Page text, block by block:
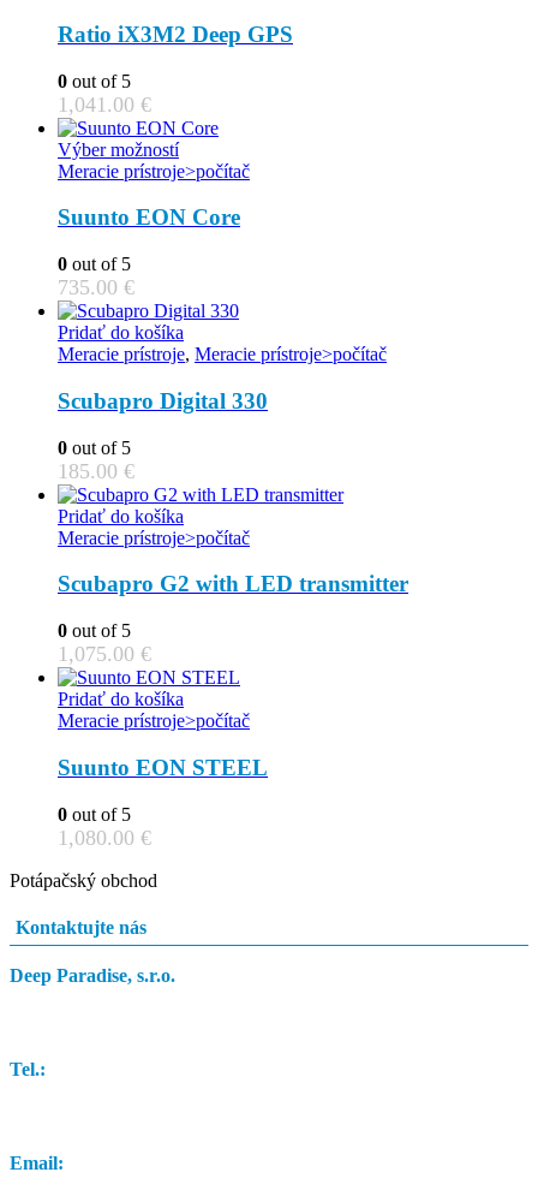
Ratio iX3M2 Deep GPS
0 out of 5
1,041.00 €
Výber možnostíThis
product
multiple
may
be
chosen
on
product
Meracie prístroje>počítač
Suunto EON Core
0 out of 5
735.00 €
Pridať do košíka
Meracie prístroje, Meracie prístroje>počítač
Scubapro Digital 330
0 out of 5
185.00 €
Pridať do košíka
Meracie prístroje>počítač
Scubapro G2 with LED transmitter
0 out of 5
1,075.00 €
Pridať do košíka
Meracie prístroje>počítač
Suunto EON STEEL
0 out of 5
1,080.00 €
Potápačský obchod
Kontaktujte nás
Deep Paradise, s.r.o.
Tel.:
Email: